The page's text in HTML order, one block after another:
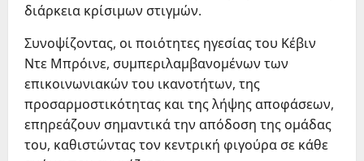
διάρκεια κρίσιμων στιγμών.
Συνοψίζοντας, οι ποιότητες ηγεσίας του Κέβιν
Ντε Μπρόινε, συμπεριλαμβανομένων των
επικοινωνιακών του ικανοτήτων, της
προσαρμοστικότητας και της λήψης αποφάσεων,
επηρεάζουν σημαντικά την απόδοση της ομάδας
του, καθιστώντας τον κεντρική φιγούρα σε κάθε